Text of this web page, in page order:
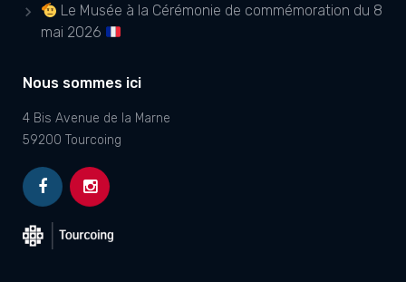
Le Musée à la Cérémonie de commémoration du 8
mai 2026
Nous sommes ici
4 Bis Avenue de la Marne
59200 Tourcoing